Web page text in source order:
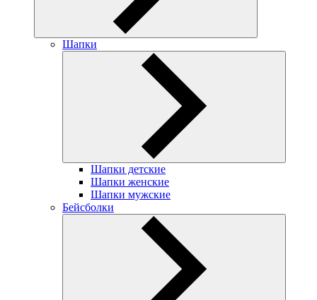
Шапки
Шапки детские
Шапки женские
Шапки мужские
Бейсболки